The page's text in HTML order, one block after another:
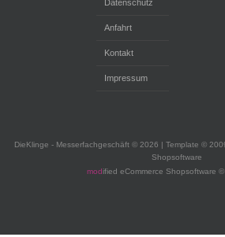
Datenschutz
Anfahrt
Kontakt
Impressum
DieKlinge - Messerfachgeschäft © 2026 | Template ©
Shopsoftware
modified eCommerce Shopsoftware